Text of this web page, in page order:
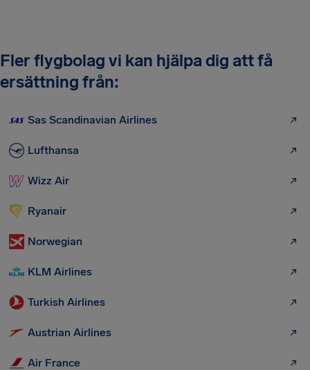
Fler flygbolag vi kan hjälpa dig att få
ersättning från:
Sas Scandinavian Airlines
Lufthansa
Wizz Air
Ryanair
Norwegian
KLM Airlines
Turkish Airlines
Austrian Airlines
Air France